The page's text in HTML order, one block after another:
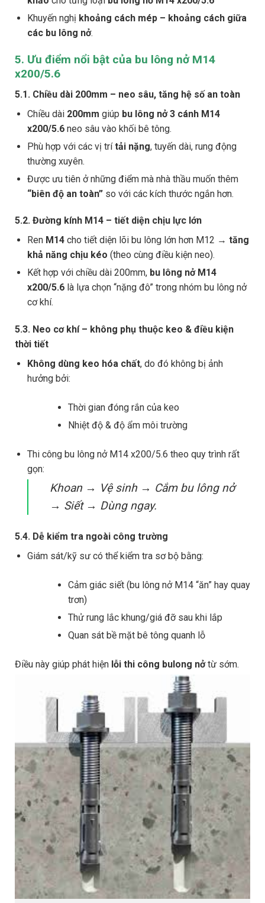
Khuyến nghị khoảng cách mép – khoảng cách giữa
các bu lông nở.
5. Ưu điểm nổi bật của bu lông nở M14
x200/5.6
5.1. Chiều dài 200mm – neo sâu, tăng hệ số an toàn
Chiều dài 200mm giúp bu lông nở 3 cánh M14
x200/5.6neo sâu vào khối bê tông.
Phù hợp với các vị trítải nặng, tuyến dài, rung động
thường xuyên.
Được ưu tiên ở những điểm mà nhà thầu muốn thêm
“biên độ an toàn”so với các kích thước ngắn hơn.
5.2. Đường kính M14 – tiết diện chịu lực lớn
Ren M14cho tiết diện lõi bu lông lớn hơn M12 → tăng
khả năng chịu kéo (theo cùng điều kiện neo).
Kết hợp với chiều dài 200mm, bu lông nở M14
x200/5.6là lựa chọn “nặng đô” trong nhóm bu lông nở
cơ khí.
5.3. Neo cơ khí – không phụ thuộc keo & điều kiện
thời tiết
Không dùng keo hóa chất, do đó không bị ảnh
hưởng bởi:
Thời gian đóng rắn của keo
Nhiệt độ & độ ẩm môi trường
Thi công bu lông nở M14 x200/5.6 theo quy trình rất
gọn:
Khoan → Vệ sinh → Cắm bu lông nở
→ Siết → Dùng ngay.
5.4. Dễ kiểm tra ngoài công trường
Giám sát/kỹ sư có thể kiểm tra sơ bộ bằng:
Cảm giác siết (bu lông nở M14 “ăn” hay quay
trơn)
Thử rung lắc khung/giá đỡ sau khi lắp
Quan sát bề mặt bê tông quanh lỗ
Điều này giúp phát hiện lỗi thi công bulong nởtừ sớm.